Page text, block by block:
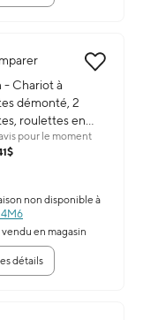
magnétique
du produit: Kleton -
- Chariot à
démonté, 2
roulettes en
de 5 po, 18
prof. x 36 haut.
pour le moment
non disponible à
4M6
en magasin
détails